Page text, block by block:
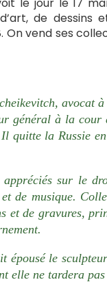
de
On vend ses
avocat
général à la
quitte la Russie
sur le
de musique.
et de gravures,
épousé le
elle ne tardera